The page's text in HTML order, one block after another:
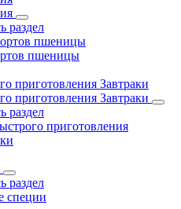
раздел
пшеницы
пшеницы
приготовления Завтраки
приготовления Завтраки
раздел
приготовления
раздел
специи